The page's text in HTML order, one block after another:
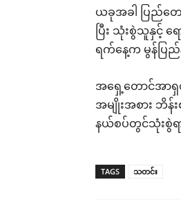
ယခုအခါ ပြည်တေ
ပြီး သုံးစွဲသူနှင့်
ရက်နေ့က မွန်ပ
အရှေ့တောင်အာရှ
အမျိုးအစား ဘိန်
နယ်စပ်တွင်သုံးစွဲရ
TAGS သတင်း